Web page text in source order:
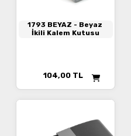
1793 BEYAZ - Beyaz
İkili Kalem Kutusu
104,00 TL